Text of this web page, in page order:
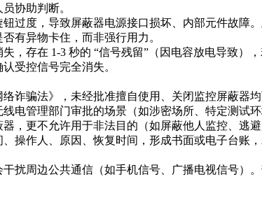
协助判断。​
钮过度，导致屏蔽器电源接口损坏、内部元件故
有异物卡住，而非强行用力。​
，存在 1-3 秒的 “信号残留”（因电容放电导致
受控信号完全消失。​
诈骗法》，未经批准擅自使用、关闭监控屏蔽器均
电管理部门审批的场景（如涉密场所、特定测试
，更不允许用于非法目的（如屏蔽他人监控、逃避
操作人、原因、恢复时间，形成书面或电子台账
扰周边公共通信（如手机信号、广播电视信号）